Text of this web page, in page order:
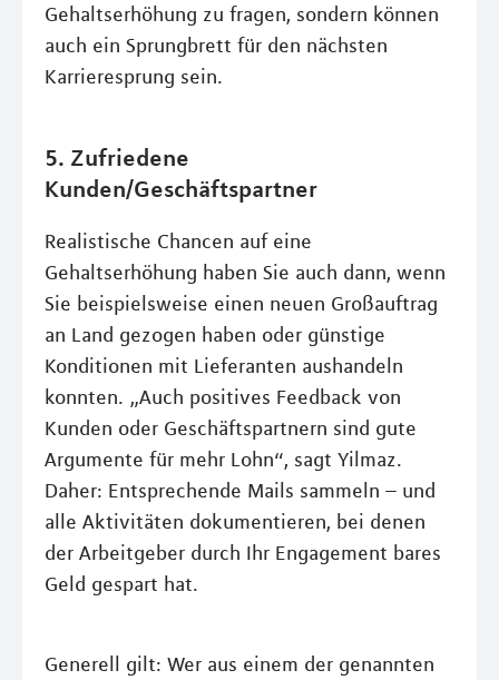
Gehaltserhöhung zu fragen, sondern können
auch ein Sprungbrett für den nächsten
Karrieresprung sein.
5. Zufriedene
Kunden/Geschäftspartner
Realistische Chancen auf eine
Gehaltserhöhung haben Sie auch dann, wenn
Sie beispielsweise einen neuen Großauftrag
an Land gezogen haben oder günstige
Konditionen mit Lieferanten aushandeln
konnten. „Auch positives Feedback von
Kunden oder Geschäftspartnern sind gute
Argumente für mehr Lohn“, sagt Yilmaz.
Daher: Entsprechende Mails sammeln – und
alle Aktivitäten dokumentieren, bei denen
der Arbeitgeber durch Ihr Engagement bares
Geld gespart hat.
Generell gilt: Wer aus einem der genannten